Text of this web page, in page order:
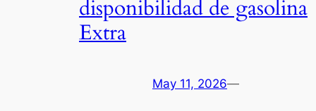
disponibilidad de gasolina
Extra
May 11, 2026—